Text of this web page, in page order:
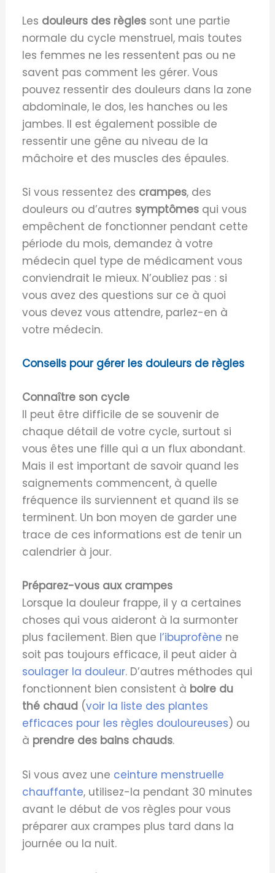
Les douleurs des règles sont une partie
normale du cycle menstruel, mais toutes
les femmes ne les ressentent pas ou ne
savent pas comment les gérer. Vous
pouvez ressentir des douleurs dans la zone
abdominale, le dos, les hanches ou les
jambes. Il est également possible de
ressentir une gêne au niveau de la
mâchoire et des muscles des épaules.
Si vous ressentez des crampes, des
douleurs ou d’autres symptômes qui vous
empêchent de fonctionner pendant cette
période du mois, demandez à votre
médecin quel type de médicament vous
conviendrait le mieux. N’oubliez pas : si
vous avez des questions sur ce à quoi
vous devez vous attendre, parlez-en à
votre médecin.
Conseils pour gérer les douleurs de règles
Connaître son cycle
Il peut être difficile de se souvenir de
chaque détail de votre cycle, surtout si
vous êtes une fille qui a un flux abondant.
Mais il est important de savoir quand les
saignements commencent, à quelle
fréquence ils surviennent et quand ils se
terminent. Un bon moyen de garder une
trace de ces informations est de tenir un
calendrier à jour.
Préparez-vous aux crampes
Lorsque la douleur frappe, il y a certaines
choses qui vous aideront à la surmonter
plus facilement. Bien que l’ibuprofène ne
soit pas toujours efficace, il peut aider à
soulager la douleur. D’autres méthodes qui
fonctionnent bien consistent à boire du
thé chaud (voir la liste des plantes
efficaces pour les règles douloureuses) ou
à prendre des bains chauds.
Si vous avez une ceinture menstruelle
chauffante, utilisez-la pendant 30 minutes
avant le début de vos règles pour vous
préparer aux crampes plus tard dans la
journée ou la nuit.